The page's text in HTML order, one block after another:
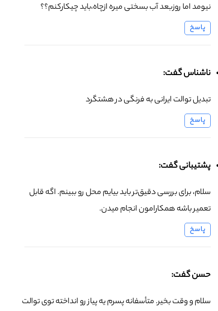
نیومد اما روزبعد آب بسختی میره ازچاه،باید چیکارکنم؟؟
پاسخ
ناشناس گفت:
تبدیل توالت ایرانی به فرنگی در هشتگرد
پاسخ
پشتیبانی گفت:
سلام، برای بررسی دقیق‌تر باید بیایم محل رو ببینم. اگه قابل
تعمیر باشه همکارامون انجام میدن.
پاسخ
حسن گفت:
سلام و وقت بخیر. متأسفانه پسرم یه پیاز رو انداخته توی توالت